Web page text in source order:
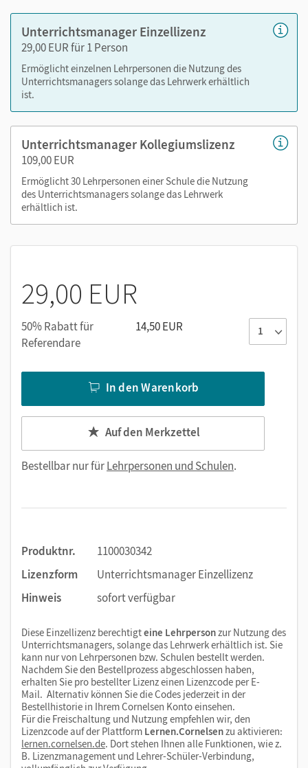
Materialien in diesem Unterrichtsmanager:
Unterrichtspraktische Vorschläge (wie in den
Fordern als PDF-Dateien (wie in den Handreichungen)
Digitale Medien zum Schulbuch: Sachfilme und andere
Nutzen Sie den Unterrichtsmanager auf lernen.cornelsen.de
oder über die Cornelsen Lernen App.
Unterrichtsmanager Einzellizenz
29,00 EUR für 1 Person
Ermöglicht einzelnen Lehrpersonen die Nutzung des
Unterrichtsmanagers solange das Lehrwerk erhältlich
ist.
Unterrichtsmanager Kollegiumslizenz
109,00 EUR
Ermöglicht 30 Lehrpersonen einer Schule die Nutzung
des Unterrichtsmanagers solange das Lehrwerk
erhältlich ist.
29,00 EUR
50% Rabatt für
Referendare
14,50 EUR
In den Warenkorb
Auf den Merkzettel
Bestellbar nur fürLehrpersonen und Schulen.
Produktnr.
1100030342
Lizenzform
Unterrichtsmanager Einzellizenz
Hinweis
sofort verfügbar
Diese Einzellizenz berechtigteine Lehrpersonzur Nutzung des
Unterrichtsmanagers, solange das Lehrwerk erhältlich ist. Sie
kann nur von Lehrpersonen bzw. Schulen bestellt werden.
Nachdem Sie den Bestellprozess abgeschlossen haben,
erhalten Sie pro bestellter Lizenz einen Lizenzcode per E-
Mail. Alternativ können Sie die Codes jederzeit in der
Bestellhistorie in Ihrem Cornelsen Konto einsehen.
Für die Freischaltung und Nutzung empfehlen wir, den
Lizenzcode auf der Plattform Lernen.Cornelsenzu aktivieren:
lernen.cornelsen.de. Dort stehen Ihnen alle Funktionen, wie z.
B. Lizenzmanagement und Lehrer-Schüler-Verbindung,